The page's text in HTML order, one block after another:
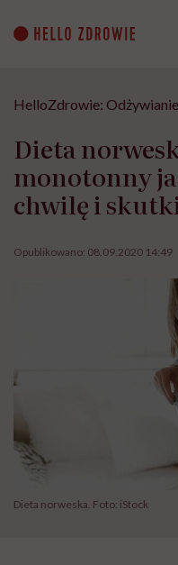
content
HelloZdrowie: Odżywianie
Dieta
monotonny
chwilę i
Opublikowano: 08.09.2020 14:49
Dieta norweska. Foto: iStock